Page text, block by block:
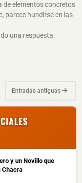
de elementos concretos
parece hundirse en las
una respuesta.
Entradas antiguas
y un Novillo que
Chacra